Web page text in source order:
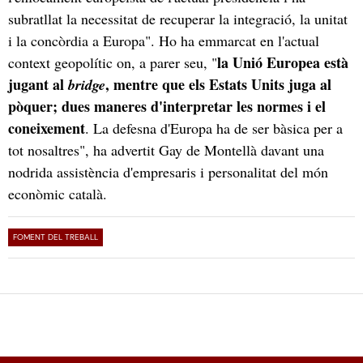
subratllat la necessitat de recuperar la integració, la unitat
i la concòrdia a Europa". Ho ha emmarcat en l'actual
context geopolític on, a parer seu, "la Unió Europea està
jugant albridge, mentre que els Estats Units juga al
pòquer; dues maneres d'interpretar les normes i el
coneixement. La defesna d'Europa ha de ser bàsica per a
tot nosaltres", ha advertit Gay de Montellà davant una
nodrida assistència d'empresaris i personalitat del món
econòmic català.
FOMENT DEL TREBALL